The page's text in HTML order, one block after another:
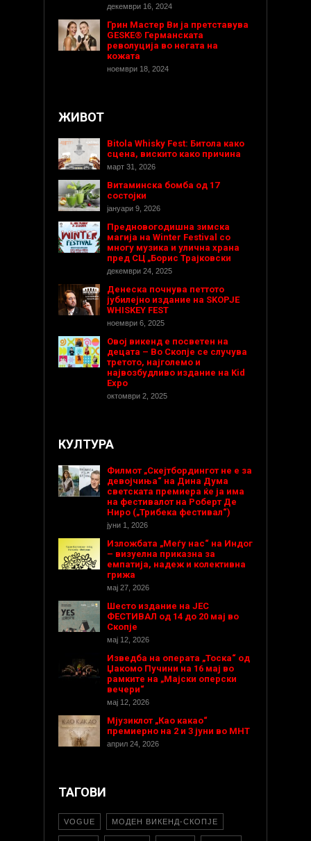
декември 16, 2024
Грин Мастер Ви ја претставува
GESKE® Германската
револуција во негата на
кожата
ноември 18, 2024
ЖИВОТ
Bitola Whisky Fest: Битола како
сцена, вискито како причина
март 31, 2026
Витаминска бомба од 17
состојки
јануари 9, 2026
Предновогодишнa зимска
магија на Winter Festival со
многу музика и улична храна
пред СЦ „Борис Трајковски
декември 24, 2025
Денеска почнува петтото
јубилејно издание на SKOPJE
WHISKEY FEST
ноември 6, 2025
Овој викенд е посветен на
децата – Во Скопје се случува
третото, најголемо и
највозбудливо издание на Kid
Expo
октомври 2, 2025
КУЛТУРА
Филмот „Скејтбордингот не е за
девојчиња“ на Дина Дума
светската премиера ќе ја има
на фестивалот на Роберт Де
Ниро („Трибека фестивал“)
јуни 1, 2026
Изложбата „Меѓу нас“ на Индог
– визуелна приказна за
емпатија, надеж и колективна
грижа
мај 27, 2026
Шесто издание на ЈЕС
ФЕСТИВАЛ од 14 до 20 мај во
Скопје
мај 12, 2026
Изведба на операта „Тоска“ од
Џакомо Пучини на 16 мај во
рамките на „Мајски оперски
вечери“
мај 12, 2026
Мјузиклот „Као какао“
премиерно на 2 и 3 јуни во МНТ
април 24, 2026
ТАГОВИ
VOGUE МОДЕН ВИКЕНД-СКОПЈЕ